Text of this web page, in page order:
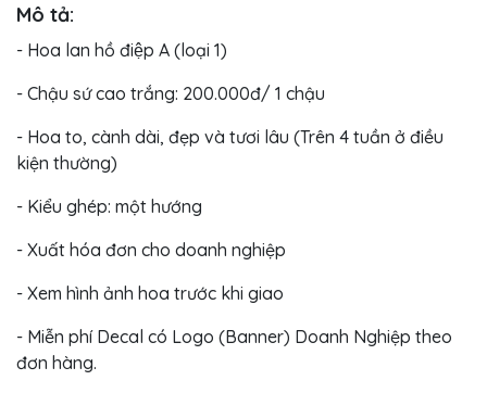
Mô tả:
- Hoa lan hồ điệp A (loại 1)
- Chậu sứ cao trắng: 200.000đ/ 1 chậu
- Hoa to, cành dài, đẹp và tươi lâu (Trên 4 tuần ở điều
kiện thường)
- Kiểu ghép: một hướng
- Xuất hóa đơn cho doanh nghiệp
- Xem hình ảnh hoa trước khi giao
- Miễn phí Decal có Logo (Banner) Doanh Nghiệp theo
đơn hàng.